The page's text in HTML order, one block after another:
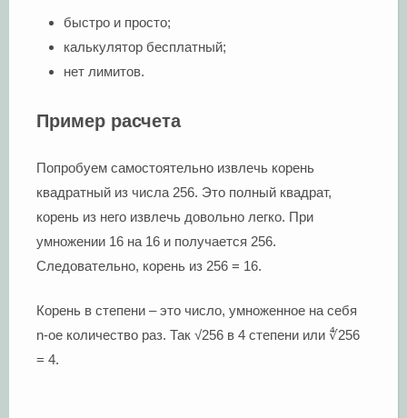
быстро и просто;
калькулятор бесплатный;
нет лимитов.
Пример расчета
Попробуем самостоятельно извлечь корень
квадратный из числа 256. Это полный квадрат,
корень из него извлечь довольно легко. При
умножении 16 на 16 и получается 256.
Следовательно, корень из 256 = 16.
Корень в степени – это число, умноженное на себя
n-ое количество раз. Так √256 в 4 степени или ∜256
= 4.